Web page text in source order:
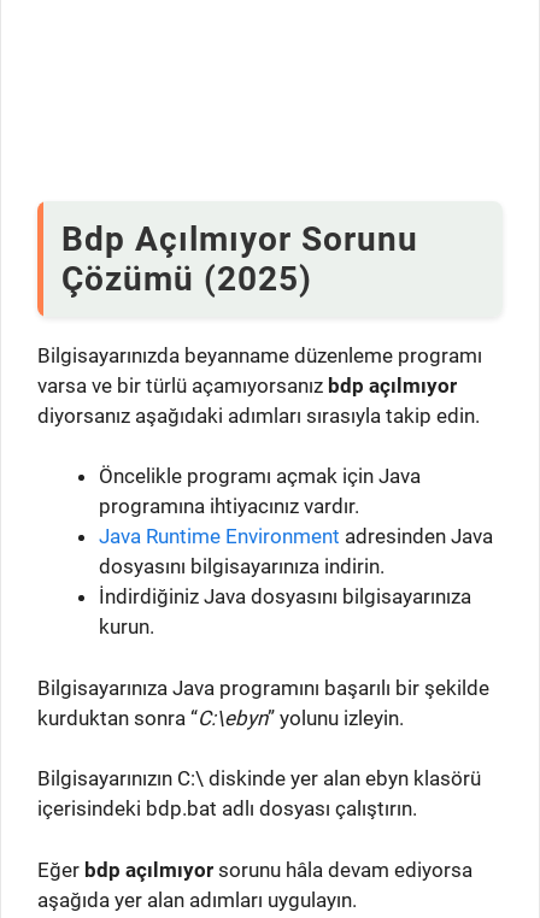
Bdp Açılmıyor Sorunu
Çözümü (2025)
Bilgisayarınızda beyanname düzenleme programı
varsa ve bir türlü açamıyorsanız bdp açılmıyor
diyorsanız aşağıdaki adımları sırasıyla takip edin.
Öncelikle programı açmak için Java
programına ihtiyacınız vardır.
Java Runtime Environment adresinden Java
dosyasını bilgisayarınıza indirin.
İndirdiğiniz Java dosyasını bilgisayarınıza
kurun.
Bilgisayarınıza Java programını başarılı bir şekilde
kurduktan sonra “C:\ebyn” yolunu izleyin.
Bilgisayarınızın C:\ diskinde yer alan ebyn klasörü
içerisindeki bdp.bat adlı dosyası çalıştırın.
Eğer bdp açılmıyor sorunu hâla devam ediyorsa
aşağıda yer alan adımları uygulayın.